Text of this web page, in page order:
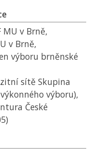
MU v Brně,
v Brně,
výboru brněnské
sítě Skupina
výboru),
České